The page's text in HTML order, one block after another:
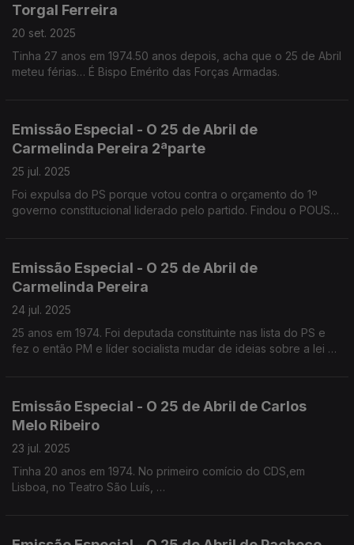
Torgal Ferreira
20 set. 2025
Tinha 27 anos em 1974.50 anos depois, acha que o 25 de Abril
meteu férias… É Bispo Emérito das Forças Armadas.
Emissão Especial - O 25 de Abril de
Carmelinda Pereira 2ªparte
25 jul. 2025
Foi expulsa do PS porque votou contra o orçamento do 1º
governo constitucional liderado pelo partido. Findou o POUS
Emissão Especial - O 25 de Abril de
Carmelinda Pereira
24 jul. 2025
25 anos em 1974. Foi deputada constituinte nas lista do PS e
fez o então PM e líder socialista mudar de ideias sobre a lei da
Emissão Especial - O 25 de Abril de Carlos
Melo Ribeiro
23 jul. 2025
Tinha 20 anos em 1974. No primeiro comício do CDS,em
Lisboa, no Teatro São Luís,